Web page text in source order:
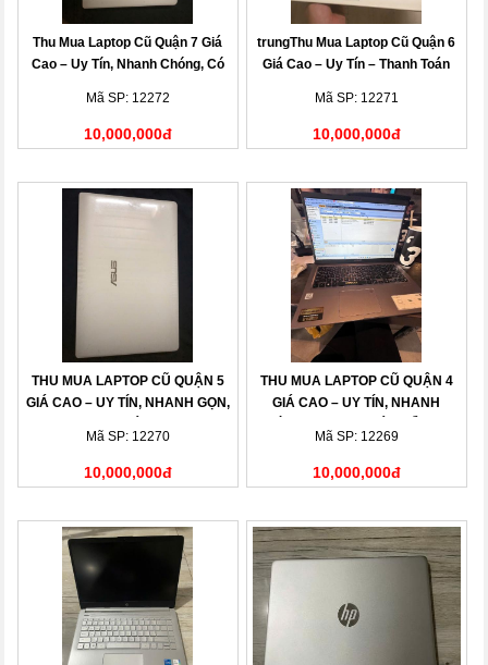
Thu Mua Laptop Cũ Quận 7 Giá
Cao – Uy Tín, Nhanh Chóng, Có
Mã SP: 12272
10,000,000đ
trungThu Mua Laptop Cũ Quận 6
Giá Cao – Uy Tín – Thanh Toán
Mã SP: 12271
10,000,000đ
THU MUA LAPTOP CŨ QUẬN 5
GIÁ CAO – UY TÍN, NHANH GỌN,
Mã SP: 12270
10,000,000đ
THU MUA LAPTOP CŨ QUẬN 4
GIÁ CAO – UY TÍN, NHANH
Mã SP: 12269
10,000,000đ